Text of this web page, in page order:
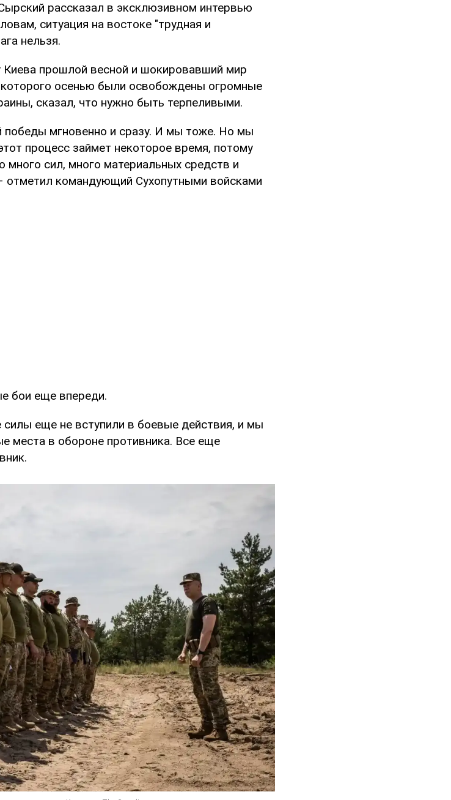
рассказал в эксклюзивном интервью
ситуация на востоке "трудная и
нельзя.
прошлой весной и шокировавший мир
которого осенью были освобождены огромные
сказал, что нужно быть терпеливыми.
мгновенно и сразу. И мы тоже. Но мы
процесс займет некоторое время, потому
много сил, много материальных средств и
отметил командующий Сухопутными войсками
бои еще впереди.
силы еще не вступили в боевые действия, и мы
места в обороне противника. Все еще